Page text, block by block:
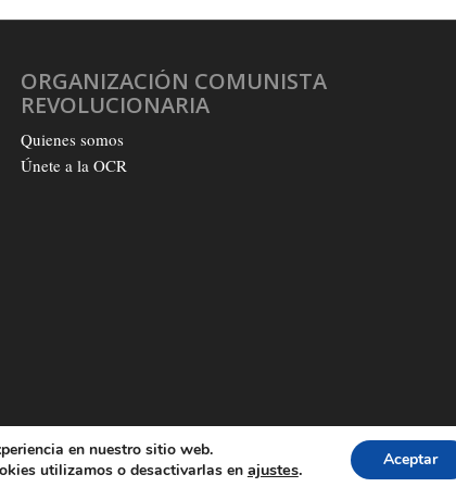
ORGANIZACIÓN COMUNISTA
REVOLUCIONARIA
Quienes somos
Únete a la OCR
en nuestro sitio web.
utilizamos o desactivarlas en ajustes. Aceptar